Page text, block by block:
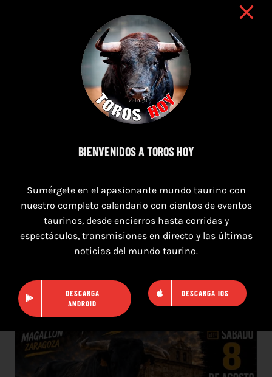
8 de agosto de 2026
CASTELLÓN DEL 8 AL 10 DE AGOSTO 2026
BIENVENIDOS A TOROS HOY
Sumérgete en el apasionante mundo taurino con
nuestro completo calendario con cientos de eventos
taurinos, desde encierros hasta corridas y
espectáculos, transmisiones en directo y las últimas
noticias del mundo taurino.
DESCARGA
ANDROID
DESCARGA IOS